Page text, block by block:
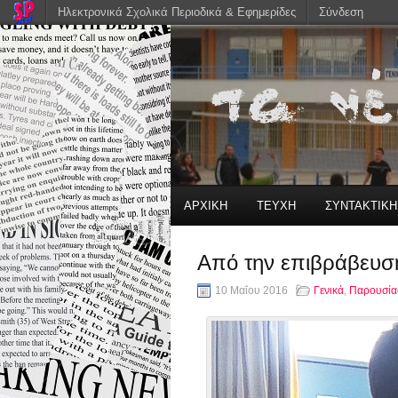
ΑΡΧΙΚΗ ΤΕΥΧΗ
Από την
10 Μαΐου 2016 Γενικά,
Ηλεκτρονικά Σχολικά Περιοδικά & Εφημερίδες Σύνδεση